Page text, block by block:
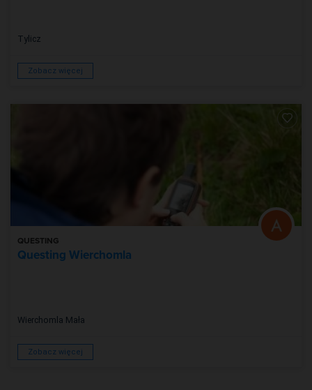
Tylicz
Zobacz więcej
QUESTING
Questing Wierchomla
Wierchomla Mała
Zobacz więcej